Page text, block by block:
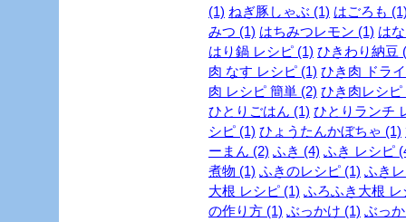
(1) ねぎ豚しゃぶ (1) はごろも
みつ (1) はちみつレモン (1) は
はり鍋 レシピ (1) ひきわり納豆
肉 なす レシピ (1) ひき肉 ドラ
肉 レシピ 簡単 (2) ひき肉レシピ
ひとりごはん (1) ひとりランチ
シピ (1) ひょうたんかぼちゃ (1)
ーまん (2) ふき (4) ふき レシピ
煮物 (1) ふきのレシピ (1) ふき
大根 レシピ (1) ふろふき大根
の作り方 (1) ぶっかけ (1) ぶっ